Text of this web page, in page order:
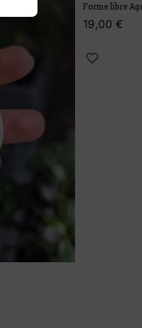
Forme libre Agate
19,00€